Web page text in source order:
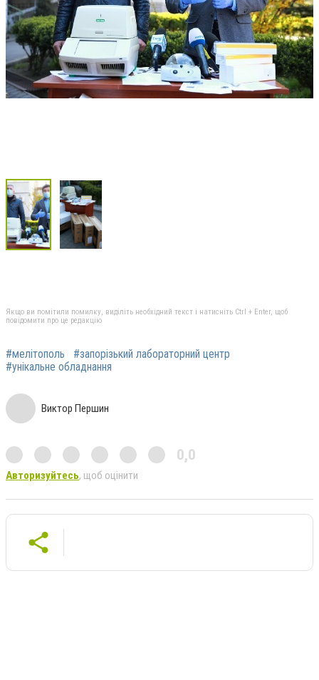
Якщо ви помітили помилку, виділіть необхідний текст і натисніть Ctrl + Enter, щоб
повідомити про це редакцію
#мелітополь
#запорізький лабораторний центр
#унікальне обладнання
Виктор Першин
0,0
Авторизуйтесь, щоб оцінити